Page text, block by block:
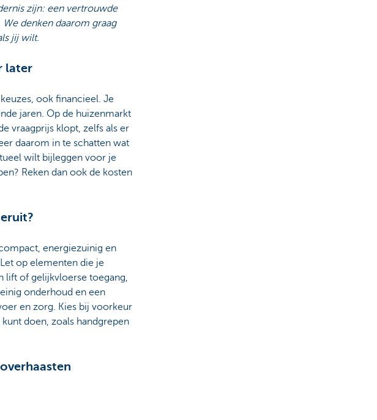
zijn: een vertrouwde
denken daarom graag
jij wilt.
later
ook financieel. Je
jaren. Op de huizenmarkt
vraagprijs klopt, zelfs als er
daarom in te schatten wat
wilt bijleggen voor je
Reken dan ook de kosten
energiezuinig en
op elementen die je
lift of gelijkvloerse toegang,
onderhoud en een
en zorg. Kies bij voorkeur
doen, zoals handgrepen